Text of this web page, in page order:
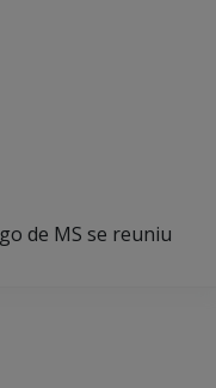
de MS se reuniu